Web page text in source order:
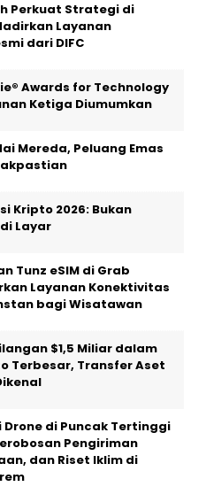
Perkuat Strategi di
Layanan
dari DIFC
Awards for Technology
Ketiga Diumumkan
Mereda, Peluang Emas
Kripto 2026: Bukan
Layar
Tunz eSIM di Grab
Layanan Konektivitas
bagi Wisatawan
$1,5 Miliar dalam
Terbesar, Transfer Aset
Drone di Puncak Tertinggi
Pengiriman
dan Riset Iklim di